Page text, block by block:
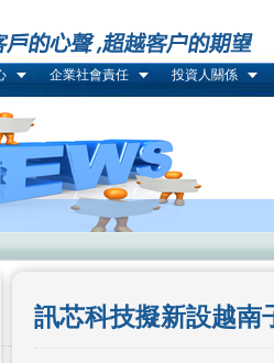
企業社會責任 投資人關係
訊芯科技擬新設越南